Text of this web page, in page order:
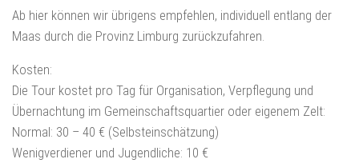
Ab hier können wir übrigens empfehlen, individuell entlang der
Maas durch die Provinz Limburg zurückzufahren.
Kosten:
Die Tour kostet pro Tag für Organisation, Verpflegung und
Übernachtung im Gemeinschaftsquartier oder eigenem Zelt:
Normal: 30 – 40 € (Selbsteinschätzung)
Wenigverdiener und Jugendliche: 10 €